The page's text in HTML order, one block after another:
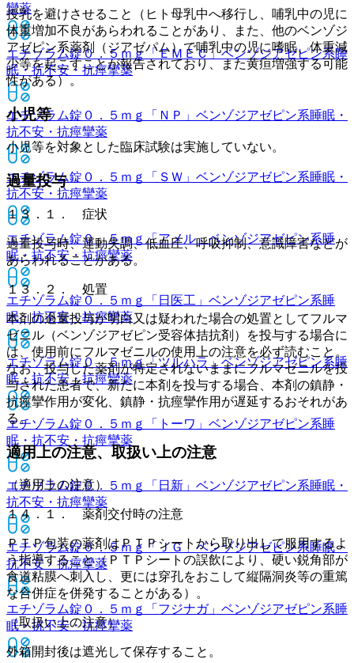
攣薬
エチゾラム錠０．５ｍｇ「ＥＭＥＣ」ベンゾジアゼピン系睡
眠・抗不安・抗痙攣薬
エチゾラム錠０．５ｍｇ「ＮＰ」 ベンゾジアゼピン系睡眠・
抗不安・抗痙攣薬
エチゾラム錠０．５ｍｇ「ＳＷ」 ベンゾジアゼピン系睡眠・
抗不安・抗痙攣薬
エチゾラム錠０．５ｍｇ「アメル」ベンゾジアゼピン系睡
眠・抗不安・抗痙攣薬
エチゾラム錠０．５ｍｇ「日医工」 ベンゾジアゼピン系睡
眠・抗不安・抗痙攣薬
エチゾラム錠０．５ｍｇ「ツルハラ」 ベンゾジアゼピン系睡
眠・抗不安・抗痙攣薬
エチゾラム錠０．５ｍｇ「トーワ」 ベンゾジアゼピン系睡
眠・抗不安・抗痙攣薬
エチゾラム錠０．５ｍｇ「日新」 ベンゾジアゼピン系睡眠・
抗不安・抗痙攣薬
エチゾラム錠０．５ｍｇ「ＪＧ」 ベンゾジアゼピン系睡眠・
抗不安・抗痙攣薬
エチゾラム錠０．５ｍｇ「フジナガ」 ベンゾジアゼピン系睡
眠・抗不安・抗痙攣薬
授乳を避けさせること（ヒト母乳中へ移行し、哺乳中の児に
体重増加不良があらわれることがあり、また、他のベンゾジ
アゼピン系薬剤（ジアゼパム）で哺乳中の児に嗜眠、体重減
少等を起こすことが報告されており、また黄疸増強する可能
性がある）。
小児等
小児等を対象とした臨床試験は実施していない。
過量投与
１３．１． 症状
過量投与時、運動失調、低血圧、呼吸抑制、意識障害などが
あらわれることがある。
１３．２． 処置
本剤の過量投与が明白又は疑われた場合の処置としてフルマ
ゼニル（ベンゾジアゼピン受容体拮抗剤）を投与する場合に
は、使用前にフルマゼニルの使用上の注意を必ず読むこと。
なお、投与した薬剤が特定されないままにフルマゼニルを投
与された患者で、新たに本剤を投与する場合、本剤の鎮静・
抗痙攣作用が変化、鎮静・抗痙攣作用が遅延するおそれがあ
る。
適用上の注意、取扱い上の注意
（適用上の注意）
１４．１． 薬剤交付時の注意
ＰＴＰ包装の薬剤はＰＴＰシートから取り出して服用するよ
う指導すること（ＰＴＰシートの誤飲により、硬い鋭角部が
食道粘膜へ刺入し、更には穿孔をおこして縦隔洞炎等の重篤
な合併症を併発することがある）。
（取扱い上の注意）
外箱開封後は遮光して保存すること。